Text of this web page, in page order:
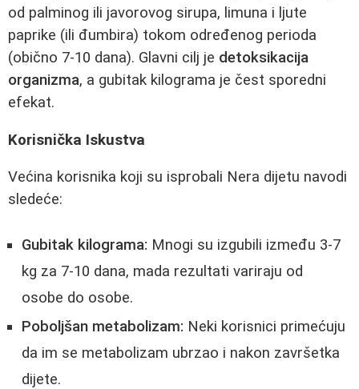
od palminog ili javorovog sirupa, limuna i ljute
paprike (ili đumbira) tokom određenog perioda
(obično 7-10 dana). Glavni cilj je detoksikacija
organizma, a gubitak kilograma je čest sporedni
efekat.
Korisnička Iskustva
Većina korisnika koji su isprobali Nera dijetu navodi
sledeće:
Gubitak kilograma: Mnogi su izgubili između 3-7
kg za 7-10 dana, mada rezultati variraju od
osobe do osobe.
Poboljšan metabolizam: Neki korisnici primećuju
da im se metabolizam ubrzao i nakon završetka
dijete.